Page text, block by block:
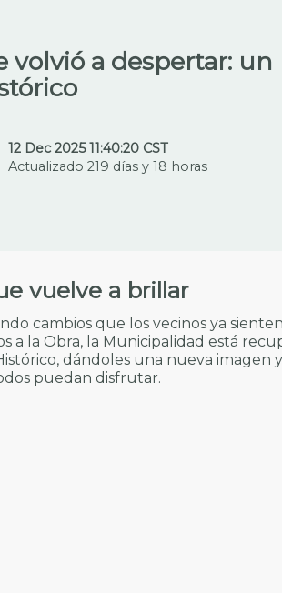
volvió a despertar:
12 Dec 2025 11:40:20 CST
Actualizado 219 días y 18 horas
vuelve a brillar
cambios que los vecinos ya
a la Obra, la Municipalidad está
dándoles una nueva imagen y
puedan disfrutar.